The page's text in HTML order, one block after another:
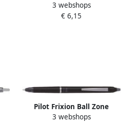
gelroller uitwisbaar
medium punt 0 7 mm in
3 webshops
€ 6,15
Pilot Frixion Ball Zone
gelroller uitwisbaar
3 webshops